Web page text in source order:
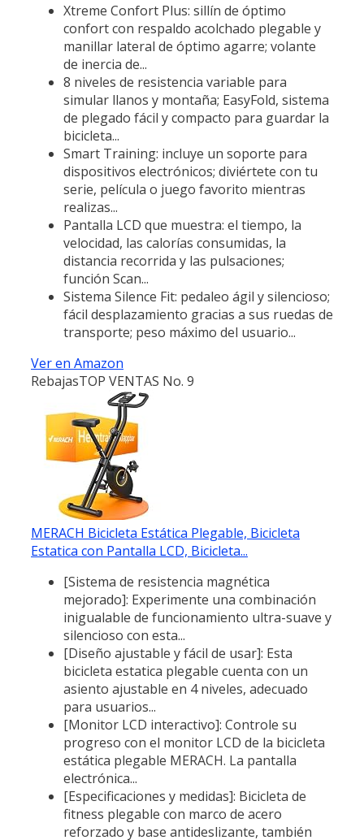
Xtreme Confort Plus: sillín de óptimo
confort con respaldo acolchado plegable y
manillar lateral de óptimo agarre; volante
de inercia de...
8 niveles de resistencia variable para
simular llanos y montaña; EasyFold, sistema
de plegado fácil y compacto para guardar la
bicicleta...
Smart Training: incluye un soporte para
dispositivos electrónicos; diviértete con tu
serie, película o juego favorito mientras
realizas...
Pantalla LCD que muestra: el tiempo, la
velocidad, las calorías consumidas, la
distancia recorrida y las pulsaciones;
función Scan...
Sistema Silence Fit: pedaleo ágil y silencioso;
fácil desplazamiento gracias a sus ruedas de
transporte; peso máximo del usuario...
Ver en Amazon
RebajasTOP VENTAS No. 9
MERACH Bicicleta Estática Plegable, Bicicleta
Estatica con Pantalla LCD, Bicicleta...
[Sistema de resistencia magnética
mejorado]: Experimente una combinación
inigualable de funcionamiento ultra-suave y
silencioso con esta...
[Diseño ajustable y fácil de usar]: Esta
bicicleta estatica plegable cuenta con un
asiento ajustable en 4 niveles, adecuado
para usuarios...
[Monitor LCD interactivo]: Controle su
progreso con el monitor LCD de la bicicleta
estática plegable MERACH. La pantalla
electrónica...
[Especificaciones y medidas]: Bicicleta de
fitness plegable con marco de acero
reforzado y base antideslizante, también